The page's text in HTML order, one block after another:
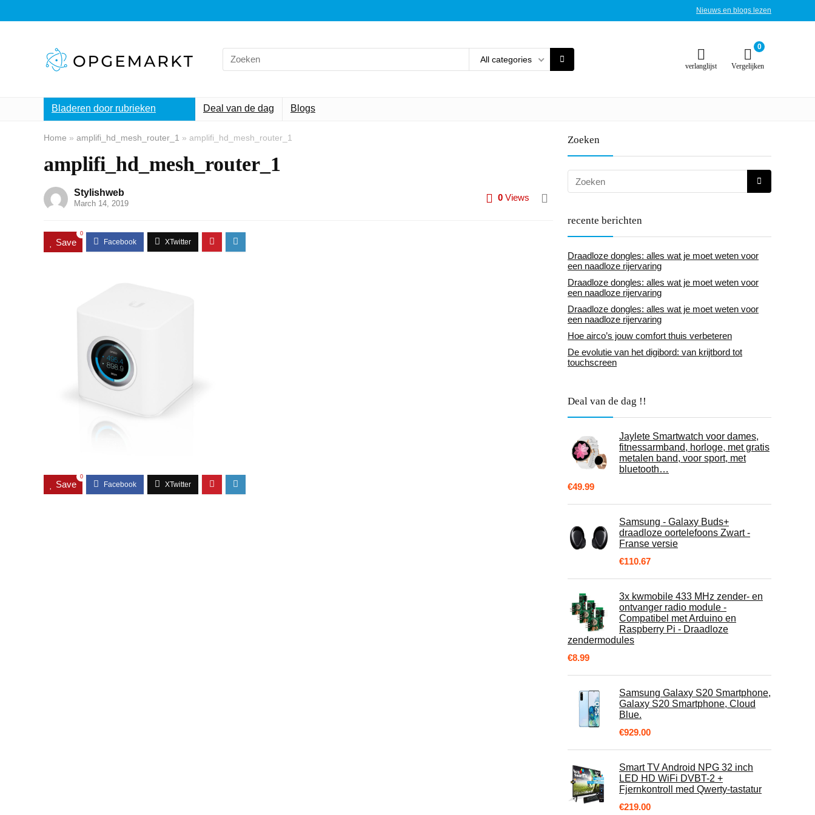
Nieuws en blogs lezen
Search
for:
All categories
verlanglijst
0
Vergelijken
Bladeren door rubrieken Deal van de dag Blogs
Home » amplifi_hd_mesh_router_1 » amplifi_hd_mesh_router_1
amplifi_hd_mesh_router_1
Stylishweb
March 14, 2019
0 Views
Save
0
Save
0
Zoeken
recente berichten
Draadloze dongles: alles wat je moet weten voor
een naadloze rijervaring
Draadloze dongles: alles wat je moet weten voor
een naadloze rijervaring
Draadloze dongles: alles wat je moet weten voor
een naadloze rijervaring
Hoe airco’s jouw comfort thuis verbeteren
De evolutie van het digibord: van krijtbord tot
touchscreen
Deal van de dag !!
Jaylete Smartwatch voor dames,
fitnessarmband, horloge, met gratis
metalen band, voor sport, met
bluetooth…
€49.99
Samsung - Galaxy Buds+
draadloze oortelefoons Zwart -
Franse versie
€110.67
3x kwmobile 433 MHz zender- en
ontvanger radio module -
Compatibel met Arduino en
Raspberry Pi - Draadloze
zendermodules
€8.99
Samsung Galaxy S20 Smartphone,
Galaxy S20 Smartphone, Cloud
Blue.
€929.00
Smart TV Android NPG 32 inch
LED HD WiFi DVBT-2 +
Fjernkontroll med Qwerty-tastatur
€219.00